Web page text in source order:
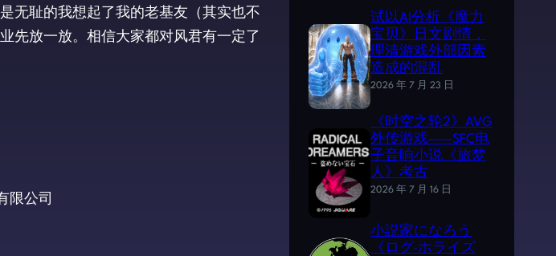
无耻的我想起了我的老基友（其实也不
先放一放。相信大家都对风君有一定了
限公司
试以AI分析《魔力
宝贝》日文剧情，
理清游戏外部因素
造成的混乱
2026 年 7 月 23 日
《时空之轮2》AVG
外传游戏——SFC电
子音响小说《旅梦
人》考古
2026 年 7 月 16 日
小説家になろう
《ログ·ホライズ